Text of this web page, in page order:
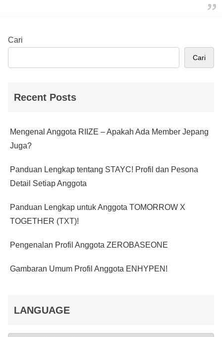
Cari
Cari
Recent Posts
Mengenal Anggota RIIZE – Apakah Ada Member Jepang
Juga?
Panduan Lengkap tentang STAYC! Profil dan Pesona
Detail Setiap Anggota
Panduan Lengkap untuk Anggota TOMORROW X
TOGETHER (TXT)!
Pengenalan Profil Anggota ZEROBASEONE
Gambaran Umum Profil Anggota ENHYPEN!
LANGUAGE